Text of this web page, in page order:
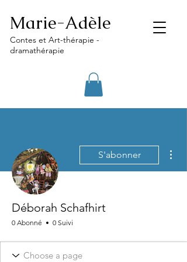
Marie-Adèle
Contes et Art-thérapie -
dramathérapie
S'abonner
Déborah Schafhirt
0 Abonné 0 Suivi